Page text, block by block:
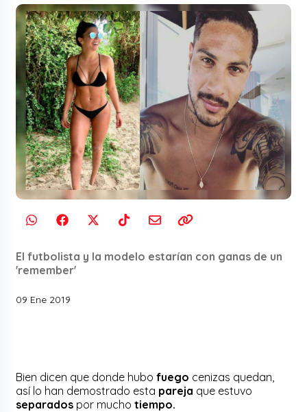
El futbolista y la modelo estarían con ganas de un
'remember'
09 Ene 2019
Bien dicen que donde hubofuego cenizas quedan,
así lo han demostrado esta pareja que estuvo
separados por muchotiempo.